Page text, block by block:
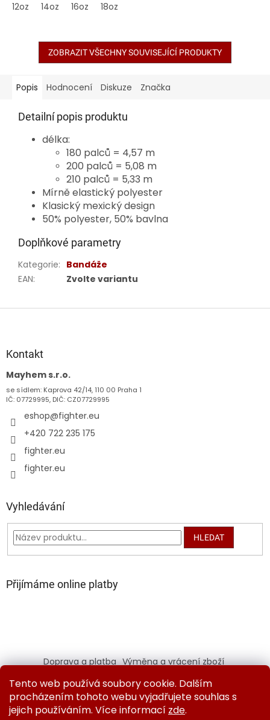
Tento web používá soubory cookie. Dalším
procházením tohoto webu vyjadřujete souhlas s
jejich používáním. Více informací zde.
12oz
14oz 16oz 18oz
ZOBRAZIT VŠECHNY SOUVISEJÍCÍ PRODUKTY
Popis Hodnocení Diskuze Značka
Detailní popis produktu
délka:
180 palců = 4,57 m
200 palců = 5,08 m
210 palců = 5,33 m
Mírně elastický polyester
Klasický mexický design
50% polyester, 50% bavlna
Doplňkové parametry
Kategorie: Bandáže
EAN: Zvolte variantu
Kontakt
Mayhem s.r.o.
se sídlem: Kaprova 42/14, 110 00 Praha 1
IČ: 07729995, DIČ: CZ07729995
eshop@fighter.eu
+420 722 235 175
fighter.eu
fighter.eu
Vyhledávání
HLEDAT
Přijímáme online platby
Doprava a platba Výměna a vrácení zboží
Ochrana osobních údajů